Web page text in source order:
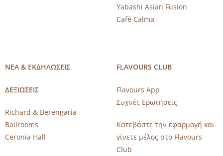
Yabashi Asian Fusion
Café Calma
ΝΕΑ & ΕΚΔΗΛΩΣΕΙΣ
ΔΕΞΙΩΣΕΙΣ
Richard & Berengaria
Ballrooms
Ceronia Hall
FLAVOURS CLUB
Flavours App
Συχνές Ερωτήσεις
Κατεβάστε την εφαρμογή και
γίνετε μέλος στο Flavours
Club